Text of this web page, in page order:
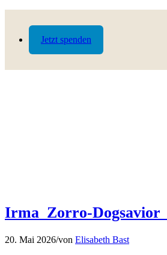
Jetzt spenden
Irma_Zorro-
20. Mai 2026/von Elisabeth Bast